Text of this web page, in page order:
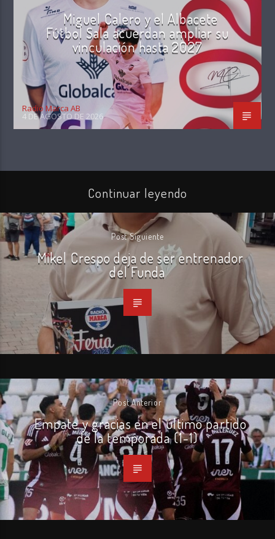
Miguel Calero y el Albacete
Fútbol Sala acuerdan ampliar su
vinculación hasta 2027
Radio Marca AB
4 DE AGOSTO DE 2026
Continuar leyendo
Post Siguiente
Mikel Crespo deja de ser entrenador
del Funda
Post Anterior
Empate y gracias en el último partido
de la temporada (1-1)